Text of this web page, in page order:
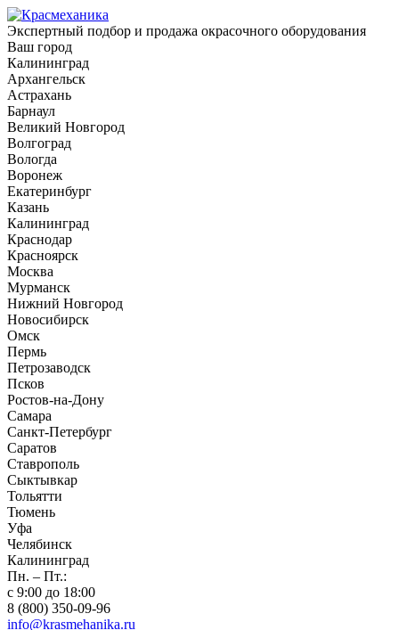
Экспертный подбор и продажа окрасочного оборудования
Ваш город
Калининград
Архангельск
Астрахань
Барнаул
Великий Новгород
Волгоград
Вологда
Воронеж
Екатеринбург
Казань
Калининград
Краснодар
Красноярск
Москва
Мурманск
Нижний Новгород
Новосибирск
Омск
Пермь
Петрозаводск
Псков
Ростов-на-Дону
Самара
Санкт-Петербург
Саратов
Ставрополь
Сыктывкар
Тольятти
Тюмень
Уфа
Челябинск
Калининград
Пн. – Пт.:
с 9:00 до 18:00
8 (800) 350-09-96
info@krasmehanika.ru